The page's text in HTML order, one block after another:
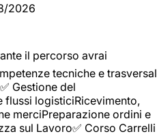
2026
il percorso avrai
tecniche e
Gestione del
flussi logisticiRicevimento,
merciPreparazione ordini e
sul Lavoro✅ Corso Carrelli